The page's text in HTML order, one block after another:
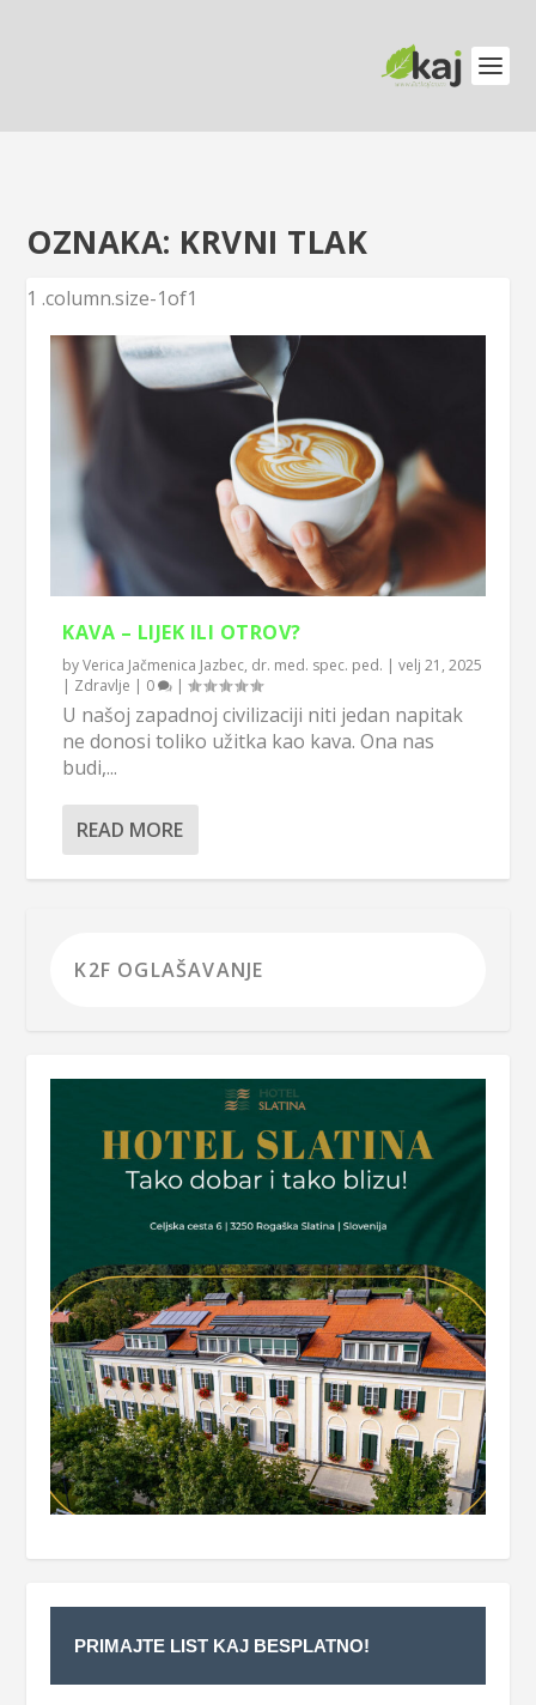
OZNAKA: KRVNI TLAK
KAVA – LIJEK ILI OTROV?
byVerica Jačmenica Jazbec, dr. med. spec. ped. |velj 21, 2025
| Zdravlje | 0 |
U našoj zapadnoj civilizaciji niti jedan napitak
ne donosi toliko užitka kao kava. Ona nas
budi,...
READ MORE
PRIMAJTE LIST KAJ BESPLATNO!